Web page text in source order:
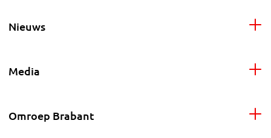
Nieuws
Media
Omroep Brabant